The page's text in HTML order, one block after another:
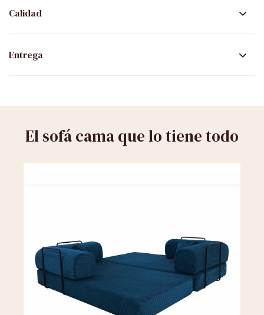
Calidad
Entrega
El sofá cama que lo tiene todo